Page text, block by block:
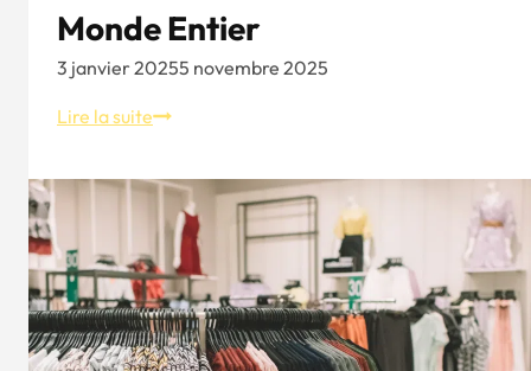
Monde Entier
3 janvier 20255 novembre 2025
Lire la suite10
de
sweatshirts
recommandées
dans
le
monde
entier